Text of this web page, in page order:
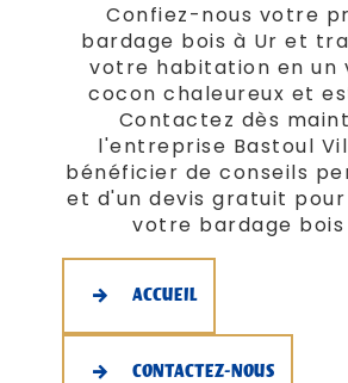
Confiez-nous votre
bardage bois à Ur et
votre habitation en un
cocon chaleureux et
Contactez dès
l'entreprise Bastoul
bénéficier de conseils
et d'un devis gratuit
votre bardage bois
ACCUEIL
CONTACTEZ-NOUS